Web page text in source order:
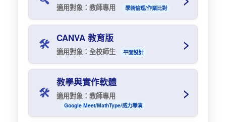
此 Adobe 系列軟體授權由臺北市教育局提
Adobe ID兩組帳號。
安裝說明：1.簡易安裝說明
申請授權：前往Adobe 授權網申請帳號。
授權至 2026/11/23。
回、中高級 1 回（永久授權）
托福網路測驗（TOEFL iBT）：2 回（授權至
2026/10/31）
多益普及聽讀測驗（TOEIC Bridge L&R）：
2 回（授權至 2026/4/30）
單字測驗：授權至 2026/4/30
登入網址：http://easytest.hssh.tp.edu.tw/
適用對象：教師專用 學術倫理/作業比對
快刀中學生文章相似度比對系統：用於比對
「閱讀心得」與「小論文」抄襲相似度。
授權期限：~ 2026/10/31。需提前向資訊組
申請。
登入網址：連結
快刀AI先生 ChatGPT 文章辨識系統：判斷文
章是否可能為 AI 產生。
授權期限： ~2026/10/31。需提前向資訊組
🛠️ CANVA 教育版
適用對象：全校師生 平面設計 >
CANVA 教育版讓老師、學生都能輕鬆製作簡
報、圖卡、影片等多媒體素材。
使用說明：
🛠️
教學與實作軟體
適用對象：教師專用
Google Meet/MathType/威力導演
>